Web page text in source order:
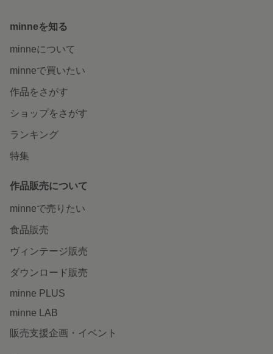
minneを知る
minneについて
minneで買いたい
作品をさがす
ショップをさがす
ランキング
特集
作品販売について
minneで売りたい
食品販売
ヴィンテージ販売
ダウンロード販売
minne PLUS
minne LAB
販売支援企画・イベント